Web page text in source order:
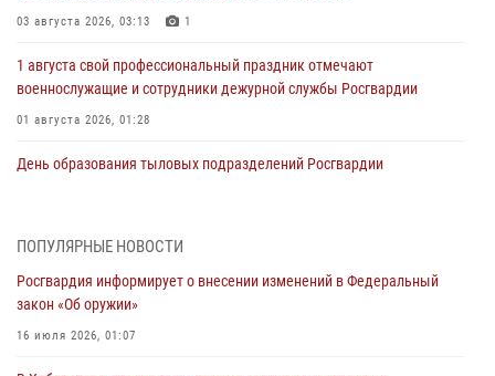
03 августа 2026, 03:13 1
1 августа свой профессиональный праздник отмечают
военнослужащие и сотрудники дежурной службы Росгвардии
01 августа 2026, 01:28
День образования тыловых подразделений Росгвардии
В Управлении Росгвардии по Хабаровскому краю состоялось
избирательного права
31 июля 2026, 03:26
ПОПУЛЯРНЫЕ НОВОСТИ
Росгвардия информирует о внесении изменений в Федеральный
закон «Об оружии»
16 июля 2026, 01:07